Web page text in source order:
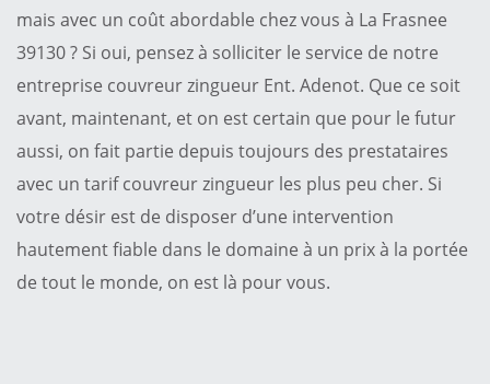
mais avec un coût abordable chez vous à La Frasnee
39130 ? Si oui, pensez à solliciter le service de notre
entreprise couvreur zingueur Ent. Adenot. Que ce soit
avant, maintenant, et on est certain que pour le futur
aussi, on fait partie depuis toujours des prestataires
avec un tarif couvreur zingueur les plus peu cher. Si
votre désir est de disposer d’une intervention
hautement fiable dans le domaine à un prix à la portée
de tout le monde, on est là pour vous.